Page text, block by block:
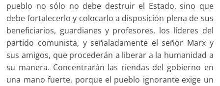
pueblo no sólo no debe destruir el Estado, sino que
debe fortalecerlo y colocarlo a disposición plena de sus
beneficiarios, guardianes y profesores, los líderes del
partido comunista, y señaladamente el señor Marx y
sus amigos, que procederán a liberar a la humanidad a
su manera. Concentrarán las riendas del gobierno en
una mano fuerte, porque el pueblo ignorante exige un